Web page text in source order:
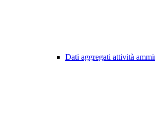
Dati aggregati attività